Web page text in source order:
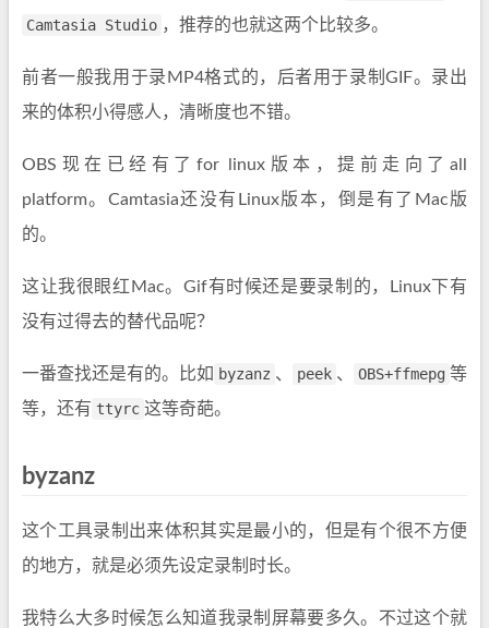
Camtasia Studio ，推荐的也就这两个比较多。
前者一般我用于录MP4格式的，后者用于录制GIF。录出
来的体积小得感人，清晰度也不错。
OBS现在已经有了for linux版本，提前走向了all
platform。Camtasia还没有Linux版本，倒是有了Mac版
的。
这让我很眼红Mac。Gif有时候还是要录制的，Linux下有
没有过得去的替代品呢？
一番查找还是有的。比如 byzanz 、 peek 、 OBS+ffmepg 等
等，还有 ttyrc 这等奇葩。
byzanz
这个工具录制出来体积其实是最小的，但是有个很不方便
的地方，就是必须先设定录制时长。
我特么大多时候怎么知道我录制屏幕要多久。不过这个就